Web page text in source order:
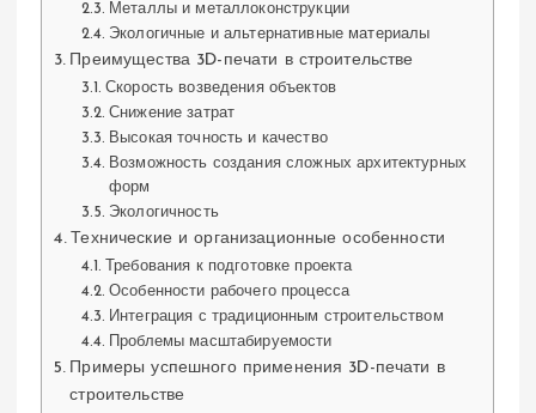
Металлы и металлоконструкции
Экологичные и альтернативные материалы
Преимущества 3D-печати в строительстве
Скорость возведения объектов
Снижение затрат
Высокая точность и качество
Возможность создания сложных архитектурных
форм
Экологичность
Технические и организационные особенности
Требования к подготовке проекта
Особенности рабочего процесса
Интеграция с традиционным строительством
Проблемы масштабируемости
Примеры успешного применения 3D-печати в
строительстве